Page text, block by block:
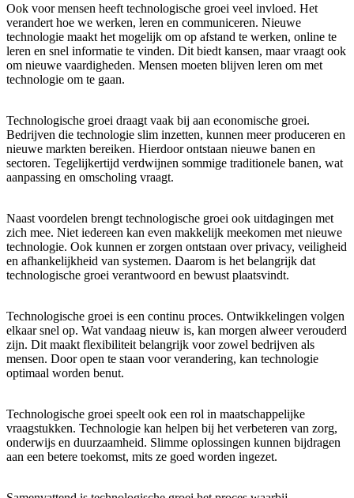
Ook voor mensen heeft technologische groei veel invloed. Het
verandert hoe we werken, leren en communiceren. Nieuwe
technologie maakt het mogelijk om op afstand te werken, online te
leren en snel informatie te vinden. Dit biedt kansen, maar vraagt ook
om nieuwe vaardigheden. Mensen moeten blijven leren om met
technologie om te gaan.
Technologische groei draagt vaak bij aan economische groei.
Bedrijven die technologie slim inzetten, kunnen meer produceren en
nieuwe markten bereiken. Hierdoor ontstaan nieuwe banen en
sectoren. Tegelijkertijd verdwijnen sommige traditionele banen, wat
aanpassing en omscholing vraagt.
Naast voordelen brengt technologische groei ook uitdagingen met
zich mee. Niet iedereen kan even makkelijk meekomen met nieuwe
technologie. Ook kunnen er zorgen ontstaan over privacy, veiligheid
en afhankelijkheid van systemen. Daarom is het belangrijk dat
technologische groei verantwoord en bewust plaatsvindt.
Technologische groei is een continu proces. Ontwikkelingen volgen
elkaar snel op. Wat vandaag nieuw is, kan morgen alweer verouderd
zijn. Dit maakt flexibiliteit belangrijk voor zowel bedrijven als
mensen. Door open te staan voor verandering, kan technologie
optimaal worden benut.
Technologische groei speelt ook een rol in maatschappelijke
vraagstukken. Technologie kan helpen bij het verbeteren van zorg,
onderwijs en duurzaamheid. Slimme oplossingen kunnen bijdragen
aan een betere toekomst, mits ze goed worden ingezet.